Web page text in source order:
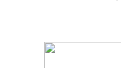
hakne
memeri